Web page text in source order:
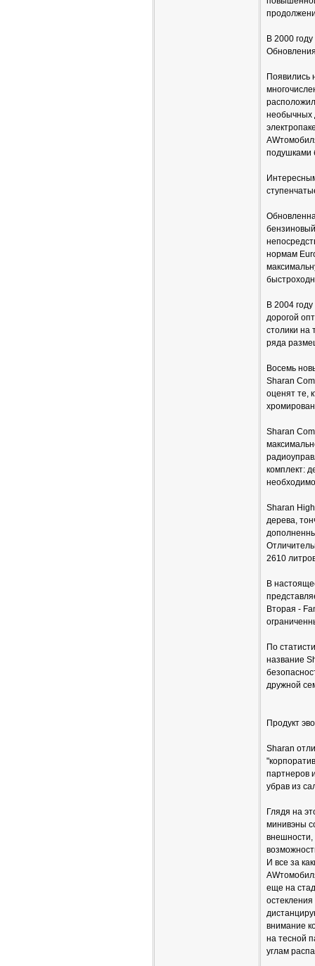
В 2000
Появились
необычных
подушками
нормам
В 2004
дорогой
столики на
ряда
Восемь
Sharan
оценят те,
Sharan
комплект:
Sharan
дерева,
2610
В
Вторая -
По
название
дружной
Продукт
Sharan
партнеров
убрав из
Глядя на
минивэны
внешности,
И все за
еще на
внимание
на тесной
углам